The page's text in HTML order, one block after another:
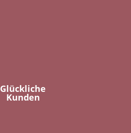
Glückliche
Kunden